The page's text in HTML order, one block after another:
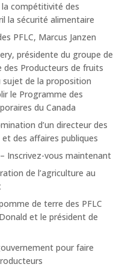
compétitivité des
la sécurité alimentaire
PFLC, Marcus Janzen
présidente du groupe de
des Producteurs de fruits
sujet de la proposition
le Programme des
du Canada
d’un directeur des
des affaires publiques
Inscrivez-vous maintenant
de l’agriculture au
de terre des PFLC
et le président de
pour faire